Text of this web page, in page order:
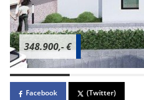
348.900,- €
Facebook (Twitter)